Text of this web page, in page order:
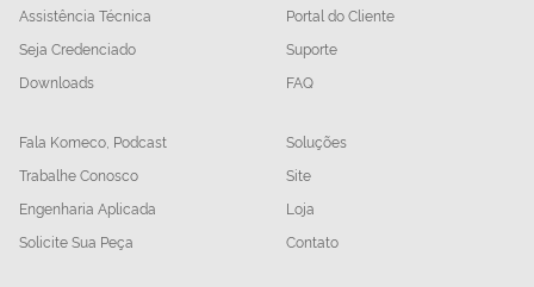
Assistência Técnica
Seja Credenciado
Downloads
Portal do Cliente
Suporte
FAQ
Fala Komeco, Podcast
Trabalhe Conosco
Engenharia Aplicada
Solicite Sua Peça
Soluções
Site
Loja
Contato